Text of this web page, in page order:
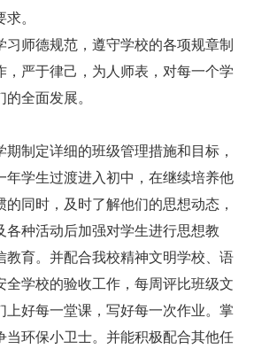
。
习师德规范，遵守学校的各项规章制
，严于律己，为人师表，对每一个学
全面发展。
期制定详细的班级管理措施和目标，
年学生过渡进入初中，在继续培养他
同时，及时了解他们的思想动态，
各种活动后加强对学生进行思想教
教育。并配合我校精神文明学校、语
全学校的验收工作，每周评比班级文
上好每一堂课，写好每一次作业。掌
当环保小卫士。并能积极配合其他任